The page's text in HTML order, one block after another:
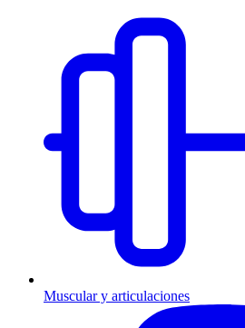
Muscular y articulaciones